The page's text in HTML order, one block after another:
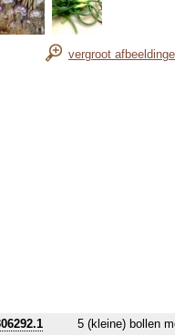
vergroot
5 (kleine) bollen